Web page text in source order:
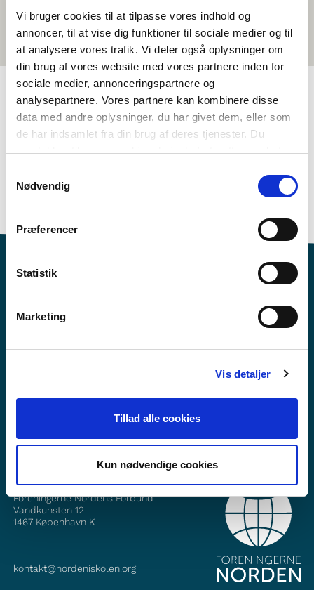
Vi bruger cookies til at tilpasse vores indhold og
annoncer, til at vise dig funktioner til sociale medier og til
at analysere vores trafik. Vi deler også oplysninger om
din brug af vores website med vores partnere inden for
sociale medier, annonceringspartnere og
analysepartnere. Vores partnere kan kombinere disse
data med andre oplysninger, du har givet dem, eller som
de har indsamlet fra din brug af deres tjenester. Du
samtykker til vores cookies, hvis du fortsætter med at
Nødvendig
Præferencer
Statistik
Marketing
Vis detaljer
Tillad alle cookies
Kun nødvendige cookies
TAGS
Språk Litteratur
Aktivitetsframlegg
Kunnskap om nordisk språk
Islandsk
Følg oss på Instagram
KONTAKT
Foreningerne Nordens Forbund
Vandkunsten 12
1467 København K
kontakt@nordeniskolen.org